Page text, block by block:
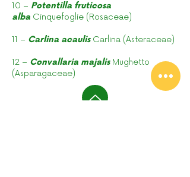
10 – Potentilla fruticosa
alba Cinquefoglie (Rosaceae)
11 – Carlina acaulisCarlina (Asteraceae)
12 – Convallaria majalisMughetto
(Asparagaceae)